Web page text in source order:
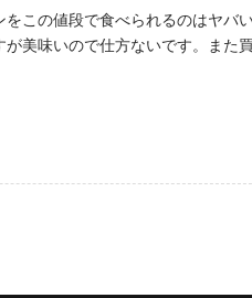
この値段で食べられるのはヤ
美味いので仕方ないです。また買